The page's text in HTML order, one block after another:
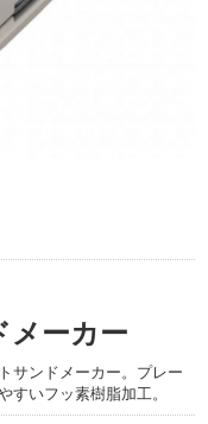
メーカー
サンドメーカー。プレー
すいフッ素樹脂加工。